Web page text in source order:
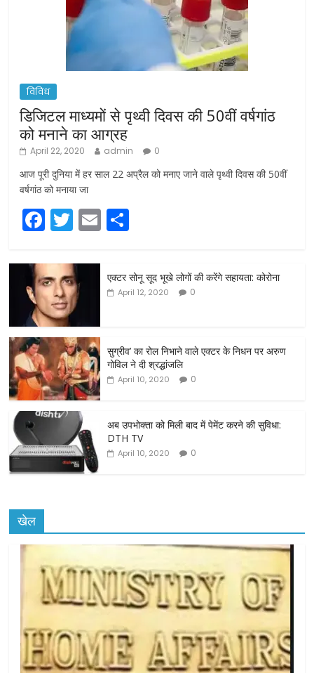
विविध
डिजिटल माध्यमों से पृथ्वी दिवस की 50वीं वर्षगांठ
को मनाने का आग्रह
April 22, 2020 admin 0
आज पूरी दुनिया में हर साल 22 अप्रैल को मनाए जाने वाले पृथ्वी दिवस की 50वीं
वर्षगांठ को मनाया जा
F
a
c
e
b
o
o
k
T
w
itt
er
E
m
ar
e
एक्टर सोनू सूद भूखे लोगों की करेंगे सहायता: कोरोना
April 12, 2020 0
सुग्रीव’ का रोल निभाने वाले एक्टर के निधन पर अरुण
गोविल ने दी श्रद्धांजलि
April 10, 2020 0
अब उपभोक्ता को मिली बाद में पेमेंट करने की सुविधा:
DTH TV
April 10, 2020 0
खेल